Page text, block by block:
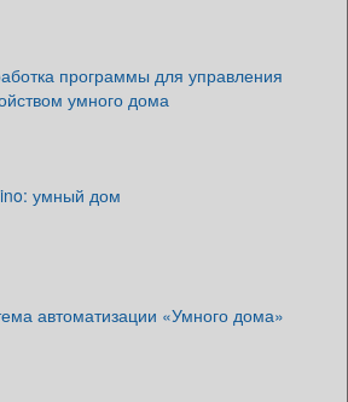
программы для управления
умного дома
умный дом
автоматизации «Умного дома»